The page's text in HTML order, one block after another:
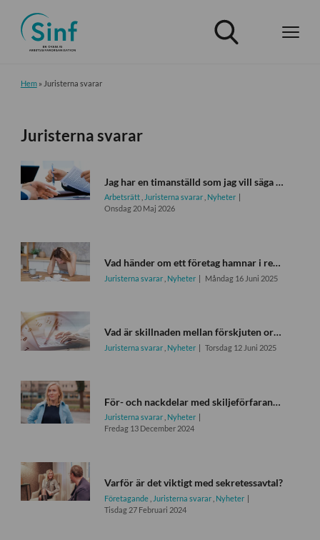
Hem» Juristerna svarar
Juristerna svarar
Jag har en timanställd som jag vill säga upp, hur gör jag?
Arbetsrätt Juristerna svarar Nyheter
Onsdag 20 Maj 2026
Vad händer om ett företag hamnar i rekonstruktion?
Juristerna svarar Nyheter Måndag 16 Juni 2025
Vad är skillnaden mellan förskjuten ordinarie arbetstid och en schemaändring?
Juristerna svarar Nyheter Torsdag 12 Juni 2025
För- och nackdelar med skiljeförfaranden
Juristerna svarar Nyheter
Fredag 13 December 2024
Varför är det viktigt med sekretessavtal?
Företagande Juristerna svarar Nyheter
Tisdag 27 Februari 2024